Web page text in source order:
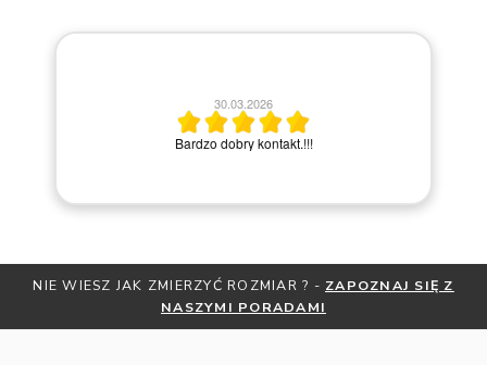
30.03.2026
Bardzo dobry kontakt.!!!
NIE WIESZ JAK ZMIERZYĆ ROZMIAR ? - ZAPOZNAJ SIĘ Z
NASZYMI PORADAMI